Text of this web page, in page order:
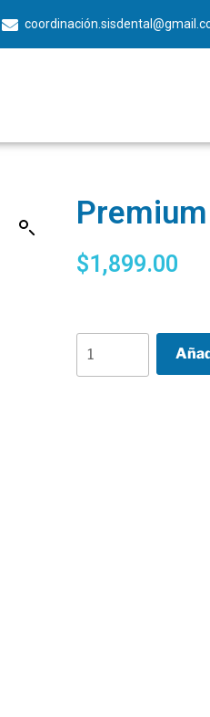
$1,899.00